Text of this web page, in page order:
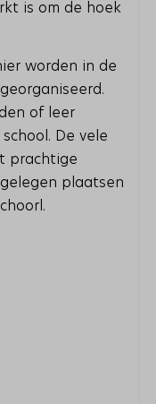
is om de hoek
worden in de
of leer
De vele
prachtige
plaatsen